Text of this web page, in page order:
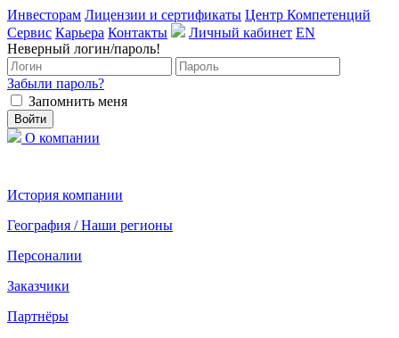
Инвесторам Лицензии и сертификаты Центр Компетенций
Сервис Карьера Контакты Личный кабинет EN
Неверный логин/пароль!
Забыли пароль?
Запомнить меня
О компании
История компании
География / Наши регионы
Персоналии
Заказчики
Партнёры